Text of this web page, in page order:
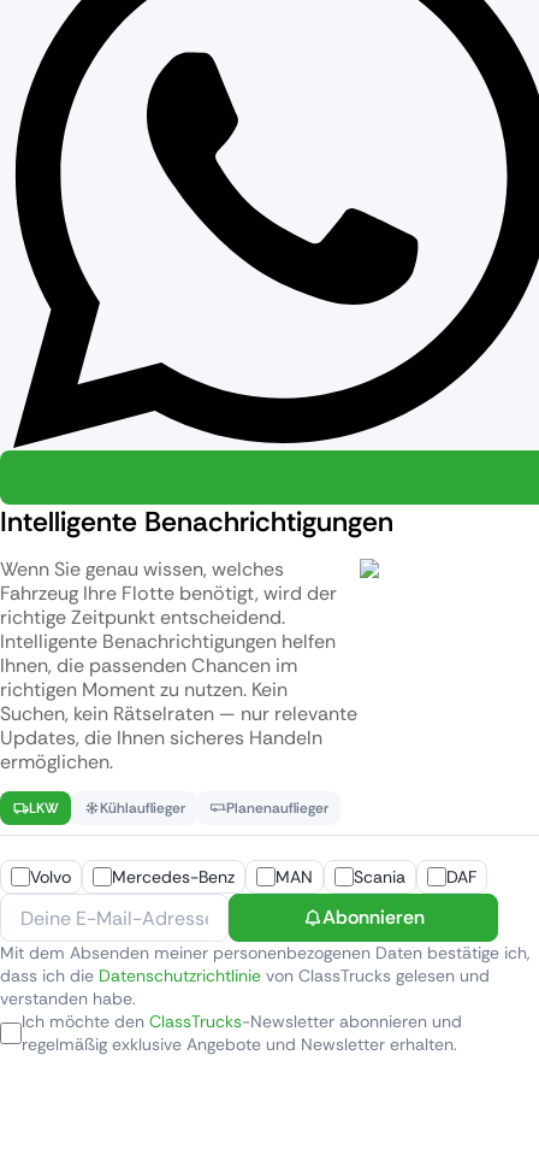
Intelligente Benachrichtigungen
Wenn Sie genau wissen, welches
Fahrzeug Ihre Flotte benötigt, wird der
richtige Zeitpunkt entscheidend.
Intelligente Benachrichtigungen helfen
Ihnen, die passenden Chancen im
richtigen Moment zu nutzen. Kein
Suchen, kein Rätselraten — nur relevante
Updates, die Ihnen sicheres Handeln
ermöglichen.
LKW Kühlauflieger Planenauflieger
Volvo Mercedes-Benz MAN Scania DAF
Abonnieren
Mit dem Absenden meiner personenbezogenen Daten bestätige ich,
dass ich die Datenschutzrichtlinie von ClassTrucks gelesen und
verstanden habe.
Ich möchte den ClassTrucks-Newsletter abonnieren und
regelmäßig exklusive Angebote und Newsletter erhalten.